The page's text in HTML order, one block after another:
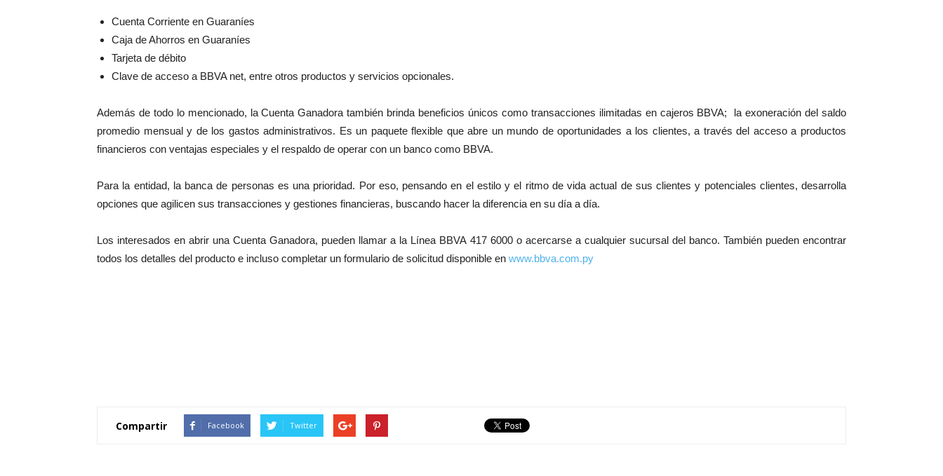
Cuenta Corriente en Guaraníes
Caja de Ahorros en Guaraníes
Tarjeta de débito
Clave de acceso a BBVA net, entre otros productos y servicios opcionales.
Además de todo lo mencionado, la Cuenta Ganadora también brinda beneficios únicos como transacciones ilimitadas en cajeros BBVA; la exoneración del saldo
promedio mensual y de los gastos administrativos. Es un paquete flexible que abre un mundo de oportunidades a los clientes, a través del acceso a productos
financieros con ventajas especiales y el respaldo de operar con un banco como BBVA.
Para la entidad, la banca de personas es una prioridad. Por eso, pensando en el estilo y el ritmo de vida actual de sus clientes y potenciales clientes, desarrolla
opciones que agilicen sus transacciones y gestiones financieras, buscando hacer la diferencia en su día a día.
Los interesados en abrir una Cuenta Ganadora, pueden llamar a la Línea BBVA 417 6000 o acercarse a cualquier sucursal del banco. También pueden encontrar
todos los detalles del producto e incluso completar un formulario de solicitud disponible en www.bbva.com.py
Compartir Facebook Twitter